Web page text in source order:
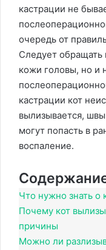
кастрации не
очередь от
Следует обращать
кожи головы, но и
кастрации кот
вылизывается,
могут попасть в
воспаление.
Что нужно знать о
Почему кот
причины
Можно ли